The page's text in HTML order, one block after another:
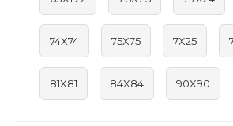
74X74 75X75 7X25
81X81 84X84 90X90